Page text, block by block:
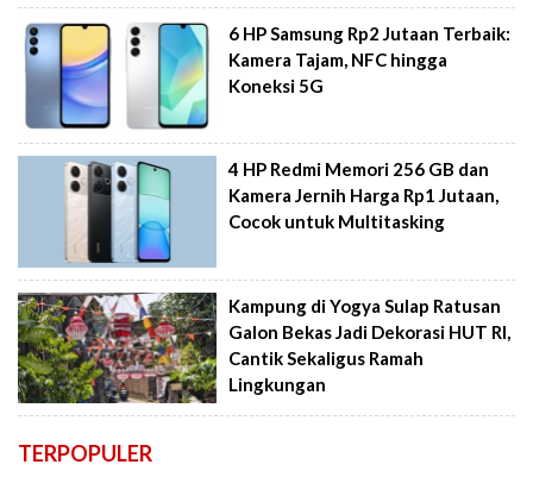
6 HP Samsung Rp2 Jutaan Terbaik:
Kamera Tajam, NFC hingga
Koneksi 5G
4 HP Redmi Memori 256 GB dan
Kamera Jernih Harga Rp1 Jutaan,
Cocok untuk Multitasking
Kampung di Yogya Sulap Ratusan
Galon Bekas Jadi Dekorasi HUT RI,
Cantik Sekaligus Ramah
Lingkungan
TERPOPULER